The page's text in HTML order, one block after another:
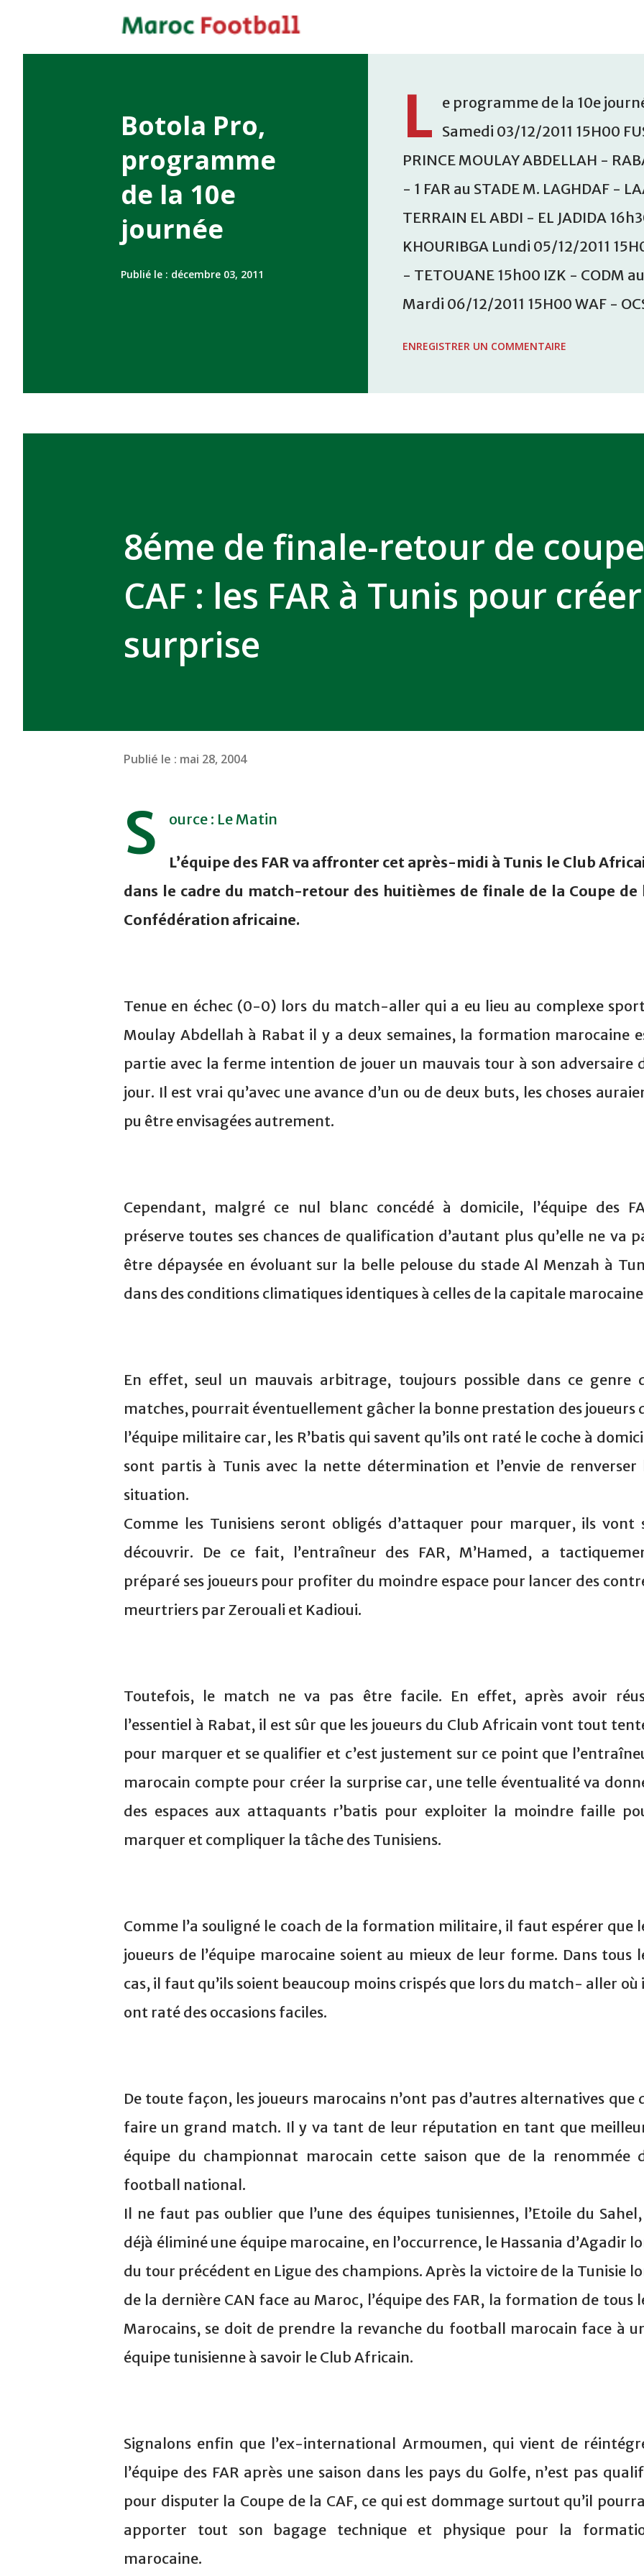
Botola Pro,
programme
de la 10e
journée
Publié le : décembre 03, 2011
L e programme de la 10e
Samedi 03/12/2011 15H00
PRINCE MOULAY ABDELLAH -
- 1 FAR au STADE M. LAGHDAF -
TERRAIN EL ABDI - EL JADIDA
KHOURIBGA Lundi 05/12/2011
- TETOUANE 15h00 IZK - CODM
Mardi 06/12/2011 15H00 WAF -
ENREGISTRER UN COMMENTAIRE
8éme de finale-retour de
CAF : les FAR à Tunis pour
surprise
Publié le : mai 28, 2004
S ource : Le Matin
L’équipe des FAR va affronter cet après-midi à Tunis le Club
dans le cadre du match-retour des huitièmes de finale de la Coupe de
Confédération africaine.
Tenue en échec (0-0) lors du match-aller qui a eu lieu au complexe
Moulay Abdellah à Rabat il y a deux semaines, la formation marocaine
partie avec la ferme intention de jouer un mauvais tour à son adversaire
jour. Il est vrai qu’avec une avance d’un ou de deux buts, les choses
pu être envisagées autrement.
Cependant, malgré ce nul blanc concédé à domicile, l’équipe des
préserve toutes ses chances de qualification d’autant plus qu’elle ne va
être dépaysée en évoluant sur la belle pelouse du stade Al Menzah à
dans des conditions climatiques identiques à celles de la capitale
En effet, seul un mauvais arbitrage, toujours possible dans ce genre
matches, pourrait éventuellement gâcher la bonne prestation des joueurs
l’équipe militaire car, les R’batis qui savent qu’ils ont raté le coche à
sont partis à Tunis avec la nette détermination et l’envie de renverser
situation.
Comme les Tunisiens seront obligés d’attaquer pour marquer, ils vont
découvrir. De ce fait, l’entraîneur des FAR, M’Hamed, a
préparé ses joueurs pour profiter du moindre espace pour lancer des
meurtriers par Zerouali et Kadioui.
Toutefois, le match ne va pas être facile. En effet, après avoir
l’essentiel à Rabat, il est sûr que les joueurs du Club Africain vont tout
pour marquer et se qualifier et c’est justement sur ce point que
marocain compte pour créer la surprise car, une telle éventualité va
des espaces aux attaquants r’batis pour exploiter la moindre faille
marquer et compliquer la tâche des Tunisiens.
Comme l’a souligné le coach de la formation militaire, il faut espérer que
joueurs de l’équipe marocaine soient au mieux de leur forme. Dans tous
cas, il faut qu’ils soient beaucoup moins crispés que lors du match- aller où
ont raté des occasions faciles.
De toute façon, les joueurs marocains n’ont pas d’autres alternatives que
faire un grand match. Il y va tant de leur réputation en tant que
équipe du championnat marocain cette saison que de la renommée
football national.
Il ne faut pas oublier que l’une des équipes tunisiennes, l’Etoile du
déjà éliminé une équipe marocaine, en l’occurrence, le Hassania d’Agadir
du tour précédent en Ligue des champions. Après la victoire de la Tunisie
de la dernière CAN face au Maroc, l’équipe des FAR, la formation de tous
Marocains, se doit de prendre la revanche du football marocain face à
équipe tunisienne à savoir le Club Africain.
Signalons enfin que l’ex-international Armoumen, qui vient de
l’équipe des FAR après une saison dans les pays du Golfe, n’est pas
pour disputer la Coupe de la CAF, ce qui est dommage surtout qu’il
apporter tout son bagage technique et physique pour la
marocaine.